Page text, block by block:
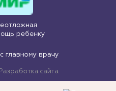
ребенку
главному врачу
Разработка сайта